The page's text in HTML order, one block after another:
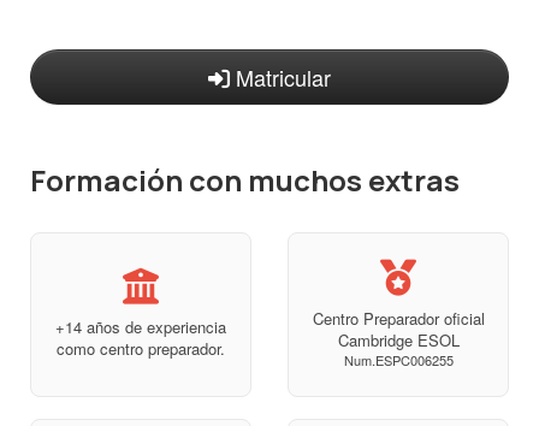
Matricular
Formación con muchos extras
+14 años de experiencia
como centro preparador.
Centro Preparador oficial
Cambridge ESOL
Num.ESPC006255